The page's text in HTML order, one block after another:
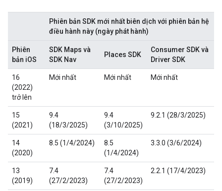
Phiên bản SDK mới nhất biên dịch với phiên bản hệ
điều hành này (ngày phát hành)
Phiên
bản iOS
SDK Maps và
SDK Nav
Places SDK
Consumer SDK và
Driver SDK
16
(2022)
trở lên
Mới nhất Mới nhất Mới nhất
15
(2021)
9.4
(18/3/2025)
9.4
(3/10/2025)
9.2.1 (28/3/2025)
14
(2020)
8.5 (1/4/2024)
8.5
(1/4/2024)
3.3.0 (3/6/2024)
13
(2019)
7.4
(27/2/2023)
7.4
(27/2/2023)
2.2.1 (17/4/2023)